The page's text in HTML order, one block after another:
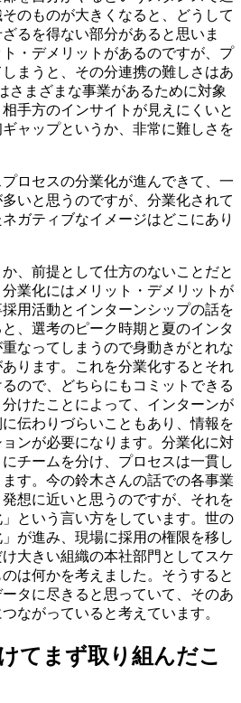
のものが大きくなると、どうして
るを得ない部分があると思いま
・デメリットがあるのですが、プ
まうと、その分連携の難しさはあ
さまざまな事業があるために対象
手方のインサイトが見えにくいと
ャップというか、非常に難しさを
プロセスの分業化が進んできて、一
いと思うのですが、分業化されて
ガティブなイメージはどこにあり
か、前提として仕方のないことだと
業化にはメリット・デメリットが
用活動とインターンシップの話を
、選考のピーク時期と夏のインタ
なってしまうので身動きがとれな
ります。これを分業化するとそれ
ので、どちらにもコミットできる
けたことによって、インターンが
伝わりづらいこともあり、情報を
ンが必要になります。分業化に対
チームを分け、プロセスは一貫し
す。今の鈴木さんの話での各事業
想に近いと思うのですが、それを
という言い方をしています。世の
が進み、現場に採用の権限を移し
大きい組織の本社部門としてスケ
は何かを考えました。そうすると
タに尽きると思っていて、そのあ
ながっていると考えています。
てまず取り組んだこ